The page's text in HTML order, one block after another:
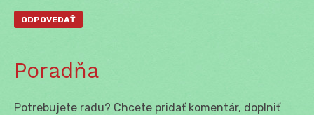
ODPOVEDAŤ
Poradňa
Potrebujete radu? Chcete pridať komentár, doplniť